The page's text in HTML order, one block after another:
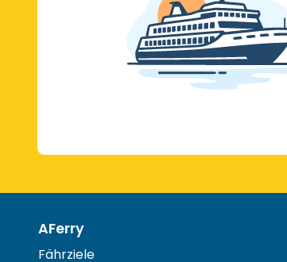
AFerry
Fährziele